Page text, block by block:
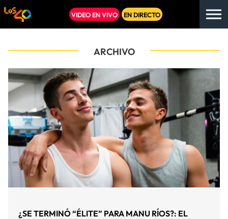
VIDEO EN VIVO EN DIRECTO
ARCHIVO
¿SE TERMINÓ “ÉLITE” PARA MANU RÍOS?: EL